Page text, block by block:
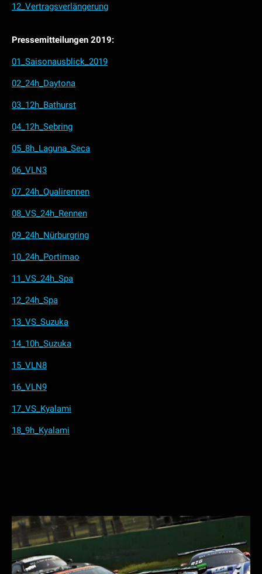
12_Vertragsverlängerung
Pressemitteilungen 2019:
01_Saisonausblick_2019
02_24h_Daytona
03_12h_Bathurst
04_12h_Sebring
05_8h_Laguna_Seca
06_VLN3
07_24h_Qualirennen
08_VS_24h_Rennen
09_24h_Nürburgring
10_24h_Portimao
11_VS_24h_Spa
12_24h_Spa
13_VS_Suzuka
14_10h_Suzuka
15_VLN8
16_VLN9
17_VS_Kyalami
18_9h_Kyalami